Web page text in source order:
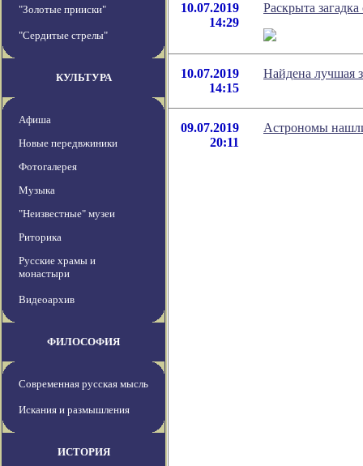
"Золотые прииски"
"Сердитые стрелы"
КУЛЬТУРА
Афиша
Новые передвжиники
Фотогалерея
Музыка
"Неизвестные" музеи
Риторика
Русские храмы и
монастыри
Видеоархив
ФИЛОСОФИЯ
Современная русская мысль
Искания и размышления
ИСТОРИЯ
10.07.2019
14:29
Раскрыта
10.07.2019
14:15
Найдена лучшая
09.07.2019
20:11
Астрономы